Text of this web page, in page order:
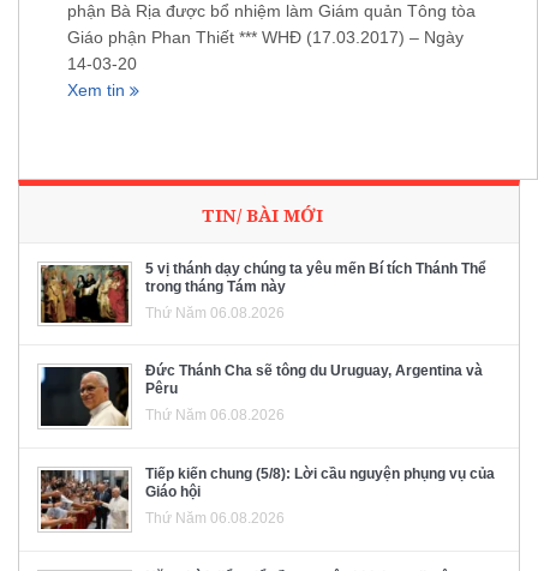
phận Bà Rịa được bổ nhiệm làm Giám quản Tông tòa
Giáo phận Phan Thiết *** WHĐ (17.03.2017) – Ngày
14-03-20
Xem tin
TIN/ BÀI MỚI
5 vị thánh dạy chúng ta yêu mến Bí tích Thánh Thể
trong tháng Tám này
Thứ Năm 06.08.2026
Đức Thánh Cha sẽ tông du Uruguay, Argentina và
Pêru
Thứ Năm 06.08.2026
Tiếp kiến chung (5/8): Lời cầu nguyện phụng vụ của
Giáo hội
Thứ Năm 06.08.2026